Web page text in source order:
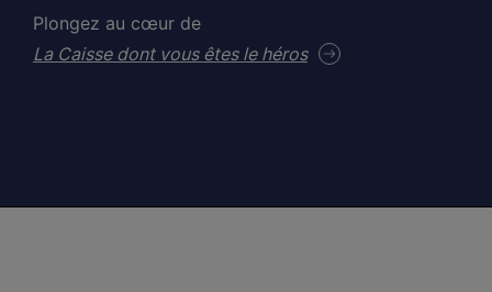
Plongez au cœur de
La Caisse dont vous êtes le héros